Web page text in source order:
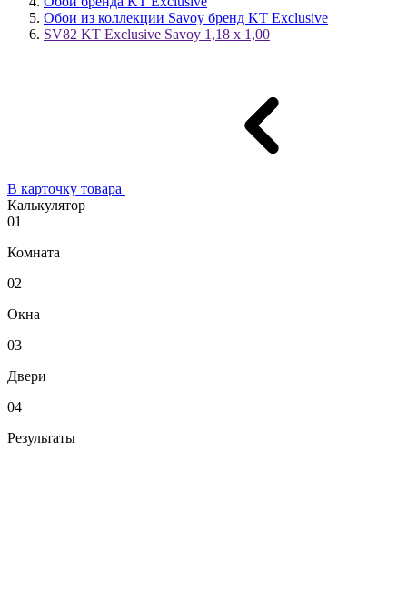
Обои из коллекции Savoy бренд KT Exclusive
SV82 KT Exclusive Savoy 1,18 x 1,00
В карточку товара
Калькулятор
01
Комната
02
Окна
03
Двери
04
Результаты